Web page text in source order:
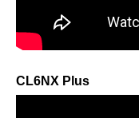
CL6NX Plus